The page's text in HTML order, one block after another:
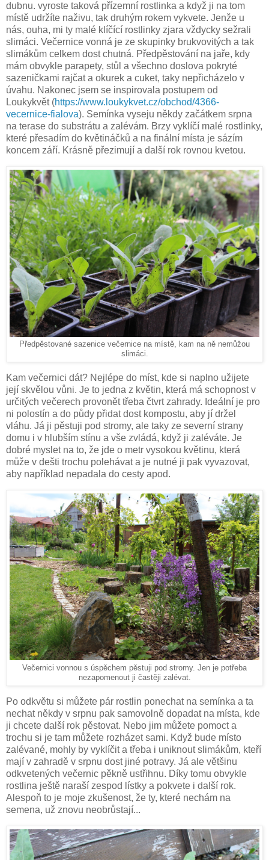
dubnu. vyroste taková přízemní rostlinka a když ji na tom
místě udržíte naživu, tak druhým rokem vykvete. Jenže u
nás, ouha, mi ty malé klíčící rostlinky zjara vždycky sežrali
slimáci. Večernice vonná je ze skupinky brukvovitých a tak
slimákům celkem dost chutná. Předpěstování na jaře, kdy
mám obvykle parapety, stůl a všechno doslova pokryté
sazeničkami rajčat a okurek a cuket, taky nepřicházelo v
úvahu. Nakonec jsem se inspirovala postupem od
Loukykvět (https://www.loukykvet.cz/obchod/4366-
vecernice-fialova). Semínka vyseju někdy začátkem srpna
na terase do substrátu a zalévám. Brzy vyklíčí malé rostlinky,
které přesadím do květináčků a na finální místa je sázím
koncem září. Krásně přezimují a další rok rovnou kvetou.
Předpěstované sazenice večernice na místě, kam na ně nemůžou
slimáci.
Kam večernici dát? Nejlépe do míst, kde si naplno užijete
její skvělou vůni. Je to jedna z květin, která má schopnost v
určitých večerech provonět třeba čtvrt zahrady. Ideální je pro
ni polostín a do půdy přidat dost kompostu, aby jí držel
vláhu. Já ji pěstuji pod stromy, ale taky ze severní strany
domu i v hlubším stínu a vše zvládá, když ji zaléváte. Je
dobré myslet na to, že jde o metr vysokou květinu, která
může v dešti trochu polehávat a je nutné ji pak vyvazovat,
aby například nepadala do cesty apod.
Večernici vonnou s úspěchem pěstuji pod stromy. Jen je potřeba
nezapomenout ji častěji zalévat.
Po odkvětu si můžete pár rostlin ponechat na semínka a ta
nechat někdy v srpnu pak samovolně dopadat na místa, kde
ji chcete další rok pěstovat. Nebo jim můžete pomoct a
trochu si je tam můžete rozházet sami. Když bude místo
zalévané, mohly by vyklíčit a třeba i uniknout slimákům, kteří
mají v zahradě v srpnu dost jiné potravy. Já ale většinu
odkvetených večernic pěkně ustřihnu. Díky tomu obvykle
rostlina ještě naraší zespod lístky a pokvete i další rok.
Alespoň to je moje zkušenost, že ty, které nechám na
semena, už znovu neobrůstají...